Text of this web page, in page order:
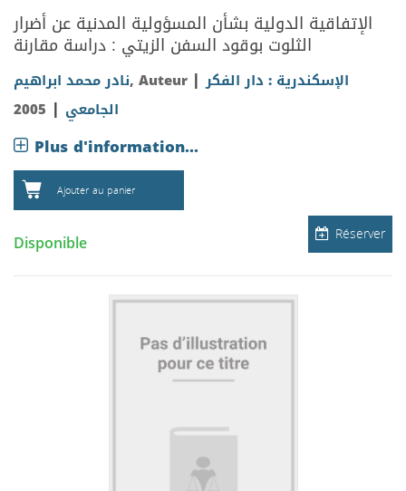
الإتفاقية الدولية بشأن المسؤولية المدنية عن أضرار
الثلوت بوقود السفن الزيتي : دراسة مقارنة
نادر محمد ابراهيم, Auteur |الإسكندرية : دار الفكر
الجامعي |
2005
Plus d'information...
Ajouter au panier
Réserver
Disponible